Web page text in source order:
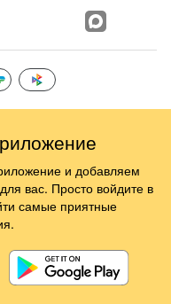
и добавляем
вас. Просто войдите в
самые приятные